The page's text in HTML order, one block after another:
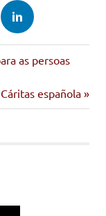
as persoas
española